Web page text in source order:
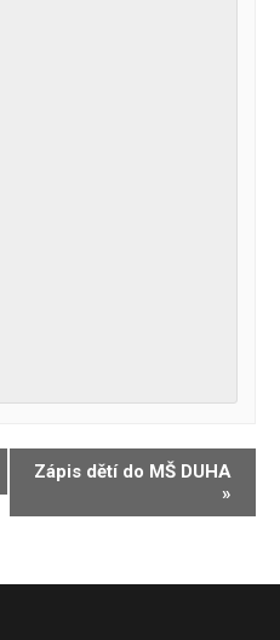
Zápis dětí do MŠ DUHA
»